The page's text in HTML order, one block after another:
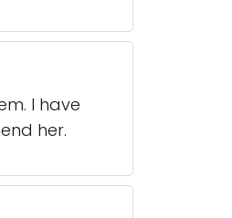
I have
her.